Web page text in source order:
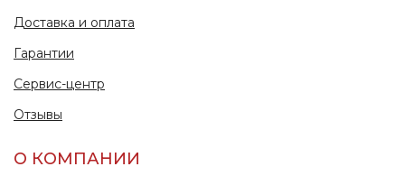
Доставка и оплата
Гарантии
Сервис-центр
Отзывы
О КОМПАНИИ